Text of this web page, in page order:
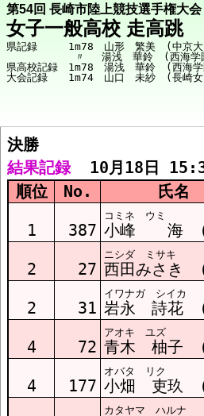
第54回 長崎市陸上競技選手権大会
女子一般高校 走高跳
県記録　　　1m78　山形　繁美　(中京
〃　 湯浅　華鈴　(西海学園
県高校記録　1m78　湯浅　華鈴　(西海
競技メニューへ
決勝 結果
決勝
結果記録
10月18日
順位
No. 氏名
1 387
コミネ ウミ
小峰 海
2 27
ニシダ ミサキ
西田みさき
2 31
イワナガ シイカ
岩永 詩花
4 72
アオキ ユズ
青木 柚子
4 177
オバタ リク
小畑 吏玖
カタヤマ ハルナ